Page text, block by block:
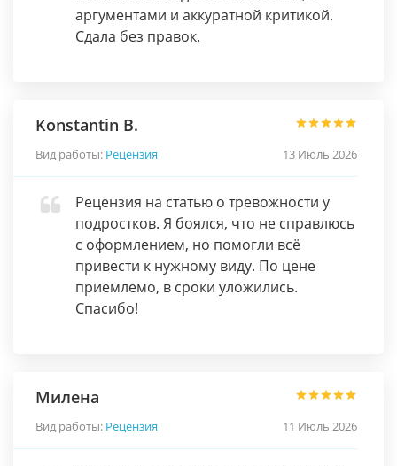
аргументами и аккуратной критикой.
Сдала без правок.
Konstantin B.
Вид работы: Рецензия 13 Июль 2026
Рецензия на статью о тревожности у
подростков. Я боялся, что не справлюсь
с оформлением, но помогли всё
привести к нужному виду. По цене
приемлемо, в сроки уложились.
Спасибо!
Милена
Вид работы: Рецензия 11 Июль 2026